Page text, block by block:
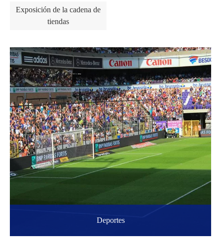
Exposición de la cadena de
tiendas
Deportes